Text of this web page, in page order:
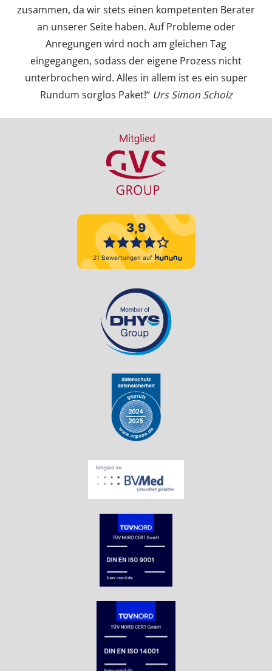
zusammen, da wir stets einen kompetenten Berater
an unserer Seite haben. Auf Probleme oder
Anregungen wird noch am gleichen Tag
eingegangen, sodass der eigene Prozess nicht
unterbrochen wird. Alles in allem ist es ein super
Rundum sorglos Paket!“ Urs Simon Scholz